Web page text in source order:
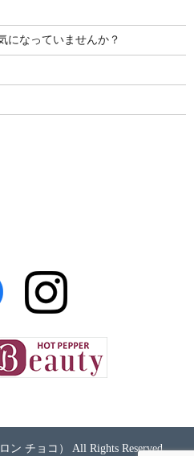
になっていませんか？
ン チョコ） All Rights Reserved.